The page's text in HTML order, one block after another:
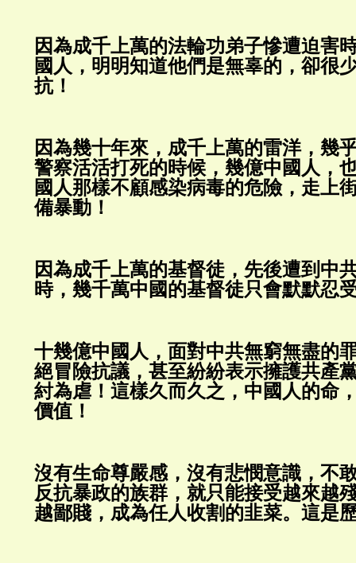
因為成千上萬的法輪功弟子慘遭迫害
國人，明明知道他們是無辜的，卻很
抗！
因為幾十年來，成千上萬的雷洋，幾
警察活活打死的時候，幾億中國人，
國人那樣不顧感染病毒的危險，走上
備暴動！
因為成千上萬的基督徒，先後遭到中
時，幾千萬中國的基督徒只會默默忍
十幾億中國人，面對中共無窮無盡的
絕冒險抗議，甚至紛紛表示擁護共產
紂為虐！這樣久而久之，中國人的命
價值！
沒有生命尊嚴感，沒有悲憫意識，不
反抗暴政的族群，就只能接受越來越
越鄙賤，成為任人收割的韭菜。這是